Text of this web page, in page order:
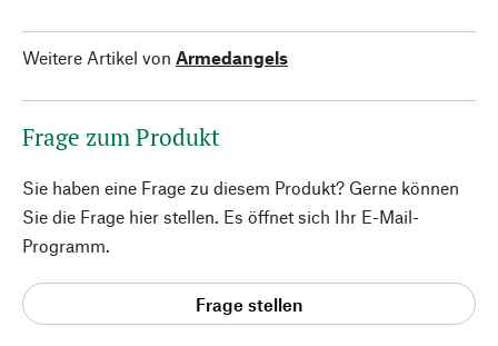
Weitere Artikel von Armedangels
Frage zum Produkt
Sie haben eine Frage zu diesem Produkt? Gerne können
Sie die Frage hier stellen. Es öffnet sich Ihr E-Mail-
Programm.
Frage stellen